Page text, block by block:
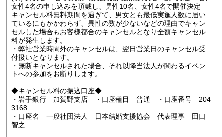
女性4名の申し込みを頂戴し、男性10名、女性4名で開催決定
キャンセル料無料期間を過ぎて、男女とも最低実施人数に届い
ているにもかかわらず、異性の数が少ないなどの理由でキャン
セルした場合もお客様都合のキャンセルとなり全額キャンセル
料が発生します。
・弊社営業時間外のキャンセルは、翌日営業日のキャンセル受
付扱いとなります。
・無断キャンセルされた場合、それ以降当法人が関わるイベン
トへの参加をお断りします。
◆キャンセル料の振込口座◆
・岩手銀行 加賀野支店 ・口座種目 普通 ・口座番号 204
3168
・口座名 一般社団法人 日本結婚支援協会 代表理事 田口
智之